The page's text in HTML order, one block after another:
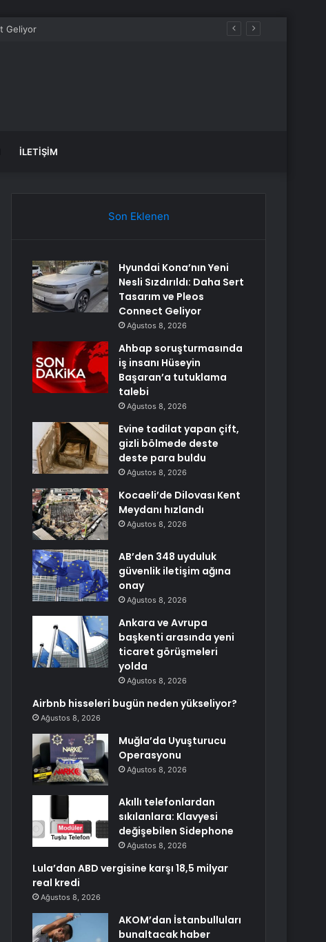
İLETIŞIM
Son Eklenen
Hyundai Kona’nın Yeni
Nesli Sızdırıldı: Daha Sert
Tasarım ve Pleos
Connect Geliyor
Ağustos 8, 2026
Ahbap soruşturmasında
iş insanı Hüseyin
Başaran’a tutuklama
talebi
Ağustos 8, 2026
Evine tadilat yapan çift,
gizli bölmede deste
deste para buldu
Ağustos 8, 2026
Kocaeli’de Dilovası Kent
Meydanı hızlandı
Ağustos 8, 2026
AB’den 348 uyduluk
güvenlik iletişim ağına
onay
Ağustos 8, 2026
Ankara ve Avrupa
başkenti arasında yeni
ticaret görüşmeleri
yolda
Ağustos 8, 2026
Airbnb hisseleri bugün neden yükseliyor?
Ağustos 8, 2026
Muğla’da Uyuşturucu
Operasyonu
Ağustos 8, 2026
Akıllı telefonlardan
sıkılanlara: Klavyesi
değişebilen Sidephone
Ağustos 8, 2026
Lula’dan ABD vergisine karşı 18,5 milyar
real kredi
Ağustos 8, 2026
AKOM’dan İstanbulluları
bunaltacak haber